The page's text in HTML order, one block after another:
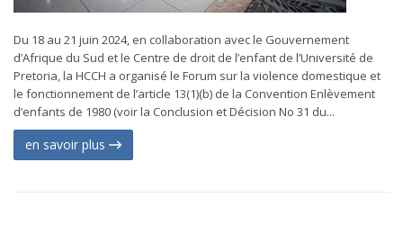
Du 18 au 21 juin 2024, en collaboration avec le Gouvernement
d’Afrique du Sud et le Centre de droit de l’enfant de l’Université de
Pretoria, la HCCH a organisé le Forum sur la violence domestique et
le fonctionnement de l’article 13(1)(b) de la Convention Enlèvement
d’enfants de 1980 (voir la Conclusion et Décision No 31 du...
en savoir plus